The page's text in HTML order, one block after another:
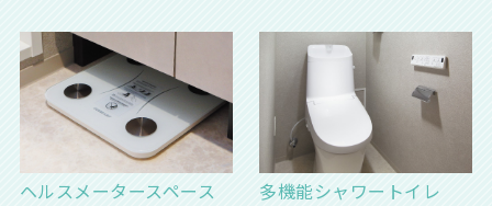
ヘルスメータースペース 多機能シャワートイレ